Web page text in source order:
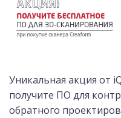
Уникальная акция от
получите ПО для
обратного